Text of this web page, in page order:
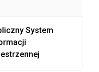
System